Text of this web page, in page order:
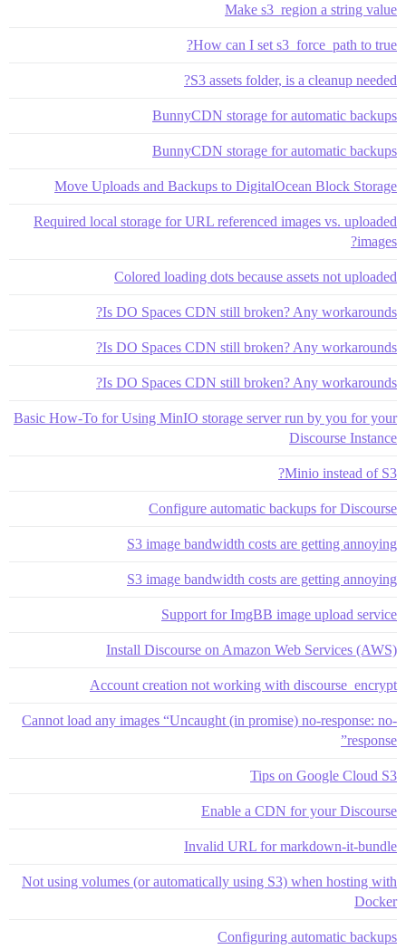
Make s3_region a string value
How can I set s3_force_path to true?
S3 assets folder, is a cleanup needed?
BunnyCDN storage for automatic backups
BunnyCDN storage for automatic backups
Move Uploads and Backups to DigitalOcean Block Storage
Required local storage for URL referenced images vs. uploaded
images?
Colored loading dots because assets not uploaded
Is DO Spaces CDN still broken? Any workarounds?
Is DO Spaces CDN still broken? Any workarounds?
Is DO Spaces CDN still broken? Any workarounds?
Basic How-To for Using MinIO storage server run by you for your
Discourse Instance
Minio instead of S3?
Configure automatic backups for Discourse
S3 image bandwidth costs are getting annoying
S3 image bandwidth costs are getting annoying
Support for ImgBB image upload service
Install Discourse on Amazon Web Services (AWS)
Account creation not working with discourse_encrypt
Cannot load any images “Uncaught (in promise) no-response: no-
response”
Tips on Google Cloud S3
Enable a CDN for your Discourse
Invalid URL for markdown-it-bundle
Not using volumes (or automatically using S3) when hosting with
Docker
Configuring automatic backups